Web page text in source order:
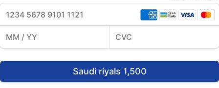
1,500 Saudi riyals